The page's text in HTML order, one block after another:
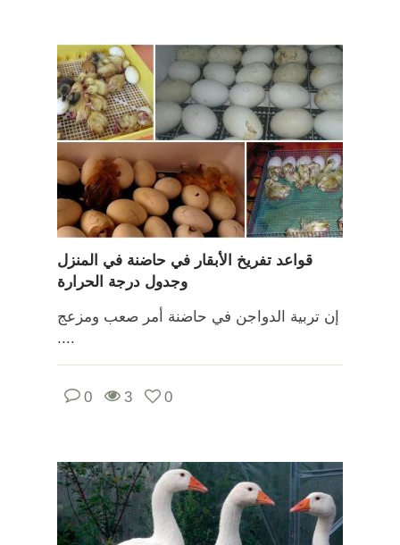
قواعد تفريخ الأبقار في حاضنة في المنزل
وجدول درجة الحرارة
إن تربية الدواجن في حاضنة أمر صعب ومزعج
....
0 3 0